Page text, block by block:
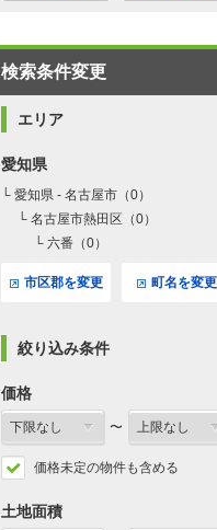
検索条件変更
エリア
愛知県
└ 愛知県 - 名古屋市（0）
└ 名古屋市熱田区（0）
└ 六番（0）
市区郡を変更 町名を変更
絞り込み条件
価格
〜
価格未定の物件も含める
土地面積